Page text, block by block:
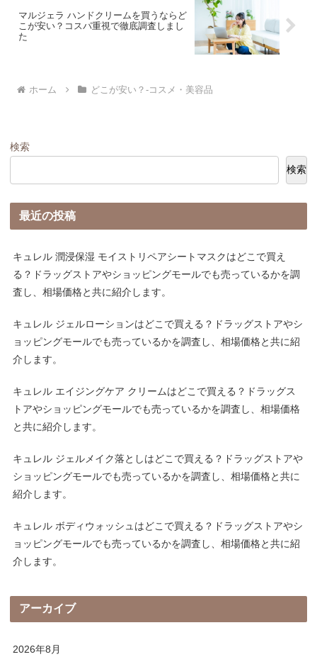
マルジェラ ハンドクリームを買うならど
こが安い？コスパ重視で徹底調査しまし
た
ホーム どこが安い？-コスメ・美容品
検索
検索
最近の投稿
キュレル 潤浸保湿 モイストリペアシートマスクはどこで買え
る？ドラッグストアやショッピングモールでも売っているかを調
査し、相場価格と共に紹介します。
キュレル ジェルローションはどこで買える？ドラッグストアやシ
ョッピングモールでも売っているかを調査し、相場価格と共に紹
介します。
キュレル エイジングケア クリームはどこで買える？ドラッグス
トアやショッピングモールでも売っているかを調査し、相場価格
と共に紹介します。
キュレル ジェルメイク落としはどこで買える？ドラッグストアや
ショッピングモールでも売っているかを調査し、相場価格と共に
紹介します。
キュレル ボディウォッシュはどこで買える？ドラッグストアやシ
ョッピングモールでも売っているかを調査し、相場価格と共に紹
介します。
アーカイブ
2026年8月